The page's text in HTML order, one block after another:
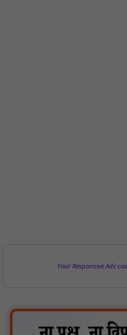
Your Responsive Ads